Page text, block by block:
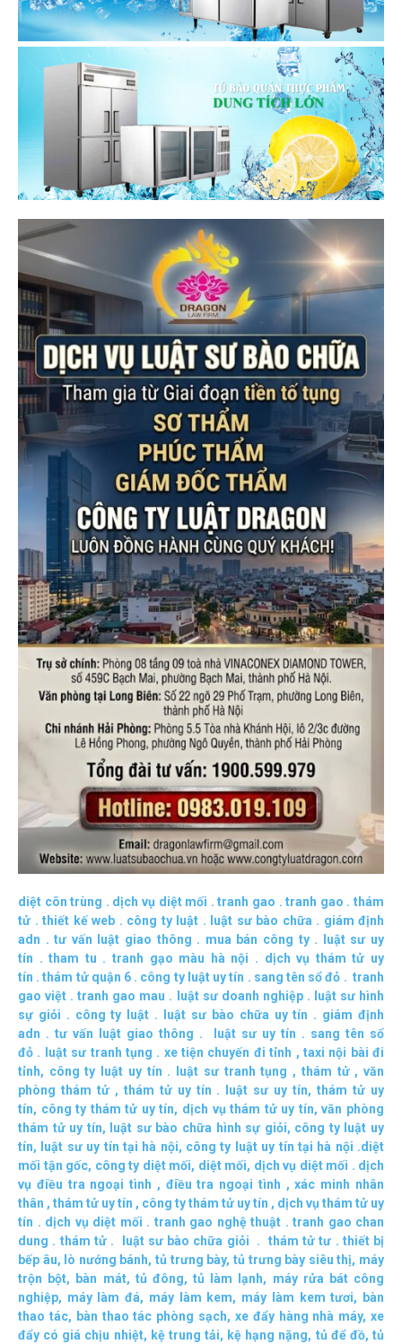
diệt côn trùng . dịch vụ diệt mối .tranh gao .tranh gao .thám
tử . thiết kế web . công ty luật . luật sư bào chữa . giám định
adn .tư vấn luật giao thông . mua bán công ty.
luật sư uy
tín .tham tu .tranh gạo màu hà nội . dịch vụ thám tử uy
tín .thám tử quận 6 . công ty luật uy tín . sang tên sổ đỏ .tranh
gao việt .tranh gao mau . luật sư doanh nghiệp.
luật sư hình
sự giỏi . công ty luật . luật sư bào chữa uy tín . giám định
adn . tư vấn luật giao thông . luật sư uy tín . sang tên sổ
đỏ . luật sư tranh tụng . xe tiện chuyến đi tỉnh , taxi nội bài đi
tỉnh, công ty luật uy tín . luật sư tranh tụng , thám tử,văn
phòng thám tử, thám tử uy tín . luật sư uy tín,thám tử uy
tín, công ty thám tử uy tín, dịch vụ thám tử uy tín,văn phòng
thám tử uy tín, luật sư bào chữa hình sự giỏi, công ty luật uy
tín, luật sư uy tín tại hà nội, công ty luật uy tín tại hà nội .diệt
mối tận gốc, công ty diệt mối, diệt mối, dịch vụ diệt mối . dịch
vụ điều tra ngoại tình , điều tra ngoại tình ,xác minh nhân
thân , thám tử uy tín , công ty thám tử uy tín , dịch vụ thám tử uy
tín . dịch vụ diệt mối . tranh gao nghệ thuật . tranh gao chan
dung . thám tử. luật sư bào chữa giỏi . thám tử tư . thiết bị
bếp âu, lò nướng bánh,tủ trưng bày, tủ trưng bày siêu thị, máy
trộn bột, bàn mát, tủ đông,tủ làm lạnh, máy rửa bát công
nghiệp, máy làm đá, máy làm kem, máy làm kem tươi, bàn
thao tác, bàn thao tác phòng sạch, xe đẩy hàng nhà máy,xe
đẩy có giá chịu nhiệt, kệ trung tải, kệ hạng nặng, tủ để đồ,tủ